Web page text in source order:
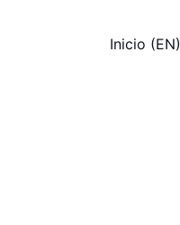
Inicio (EN)